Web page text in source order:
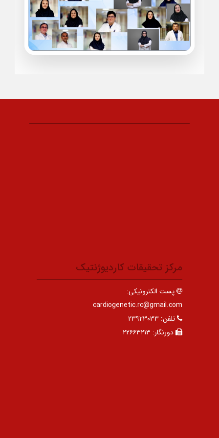
مرکز تحقیقات کاردیوژنتیک
پست الکترونیکی:
cardiogenetic.rc@gmail.com
تلفن: ۲۳۹۲۳۰۳۳
دورنگار: ۲۲۶۶۳۲۱۳